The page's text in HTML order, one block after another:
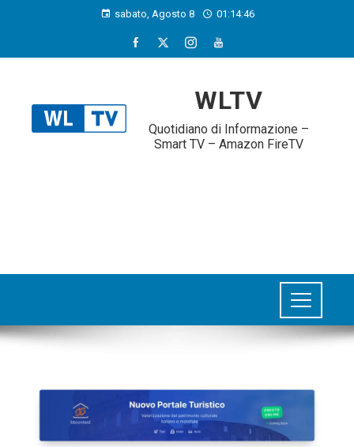
sabato, Agosto 8 01:14:46
WLTV
Quotidiano di Informazione –
Smart TV – Amazon FireTV